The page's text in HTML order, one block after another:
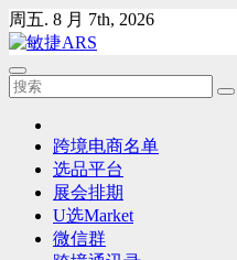
Skip
to
content
周五. 8 月 7th, 2026
跨境电商名单
选品平台
展会排期
U选Market
微信群